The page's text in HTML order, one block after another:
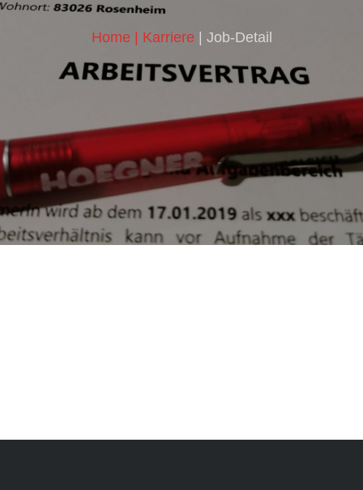
Home | Karriere | Job-Detail